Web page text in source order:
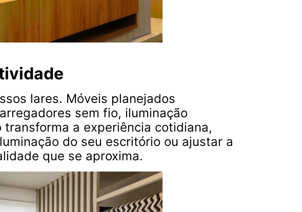
lares. Móveis planejados
sem fio, iluminação
a experiência cotidiana,
do seu escritório ou ajustar a
que se aproxima.